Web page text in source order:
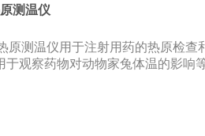
测温仪
原测温仪用于注射用药的热原检查
于观察药物对动物家兔体温的影响